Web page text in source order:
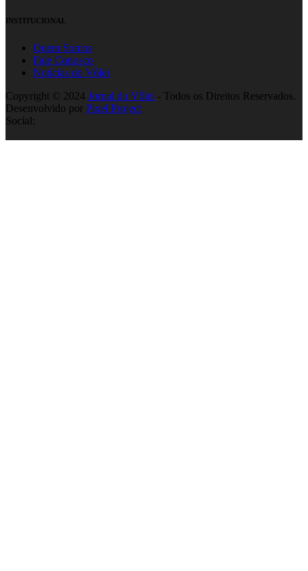
INSTITUCIONAL
Quem Somos
Fale Conosco
Notícias do Vôlei
Copyright © 2024 Jornal do Vôlei - Todos os Direitos Reservados.
Desenvolvido por Pixel Project
Social: